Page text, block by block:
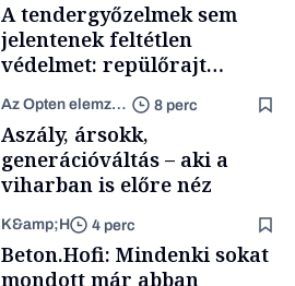
A tendergyőzelmek sem
jelentenek feltétlen
védelmet: repülőrajt
helyett csőd és
felszámolások
Az Opten elemzői csapata 8 perc
Aszály, ársokk,
generációváltás – aki a
viharban is előre néz
K&amp;H 4 perc
Beton.Hofi: Mindenki sokat
mondott már abban